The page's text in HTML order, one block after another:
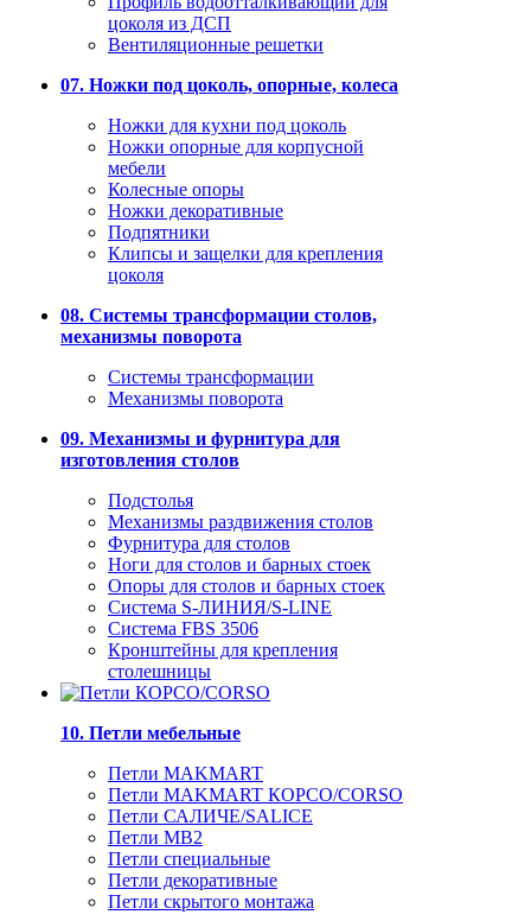
цоколя из ДСП
Вентиляционные решетки
07. Ножки под цоколь, опорные, колеса
Ножки для кухни под цоколь
Ножки опорные для корпусной
мебели
Колесные опоры
Ножки декоративные
Подпятники
Клипсы и защелки для крепления
цоколя
08. Системы трансформации столов,
механизмы поворота
Системы трансформации
Механизмы поворота
09. Механизмы и фурнитура для
изготовления столов
Подстолья
Механизмы раздвижения столов
Фурнитура для столов
Ноги для столов и барных стоек
Опоры для столов и барных стоек
Система S-ЛИНИЯ/S-LINE
Система FBS 3506
Кронштейны для крепления
столешницы
10. Петли мебельные
Петли MAKMART
Петли MAKMART КОРСО/CORSO
Петли САЛИЧЕ/SALICE
Петли MB2
Петли специальные
Петли декоративные
Петли скрытого монтажа